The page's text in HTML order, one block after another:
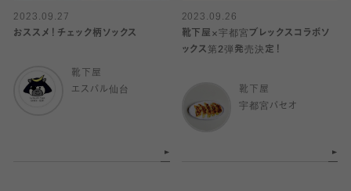
2023.09.27
おススメ！チェック柄ソックス
靴下屋
エスパル仙台
2023.09.26
靴下屋×宇都宮ブレックスコラボソ
ックス第2弾発売決定！
靴下屋
宇都宮パセオ